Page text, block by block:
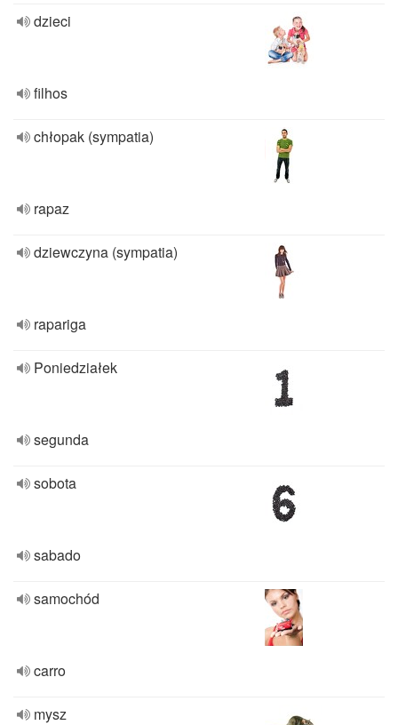
dzieci
filhos
chłopak (sympatia)
rapaz
dziewczyna (sympatia)
rapariga
Poniedziałek
segunda
sobota
sabado
samochód
carro
mysz